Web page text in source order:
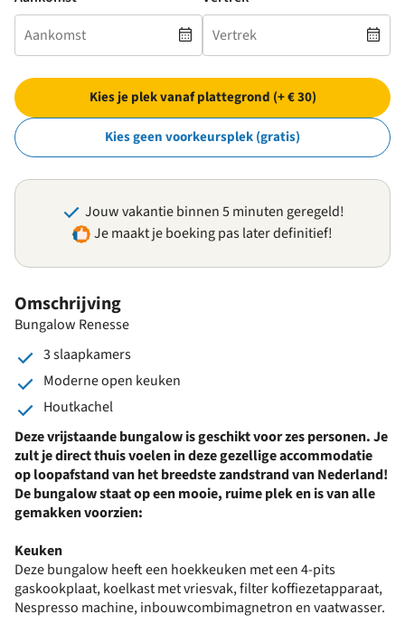
Omschrijving
Bungalow Renesse
3 slaapkamers
Moderne open keuken
Houtkachel
Deze vrijstaande bungalow is geschikt voor zes personen. Je
zult je direct thuis voelen in deze gezellige accommodatie
op loopafstand van het breedste zandstrand van Nederland!
De bungalow staat op een mooie, ruime plek en is van alle
gemakken voorzien:
Keuken
Deze bungalow heeft een hoekkeuken met een 4-pits
gaskookplaat, koelkast met vriesvak, filter koffiezetapparaat,
Nespresso machine, inbouwcombimagnetron en vaatwasser.
Kies je plek vanaf plattegrond (+ € 30)
Kies geen voorkeursplek (gratis)
Jouw vakantie binnen 5 minuten geregeld!
Je maakt je boeking pas later definitief!